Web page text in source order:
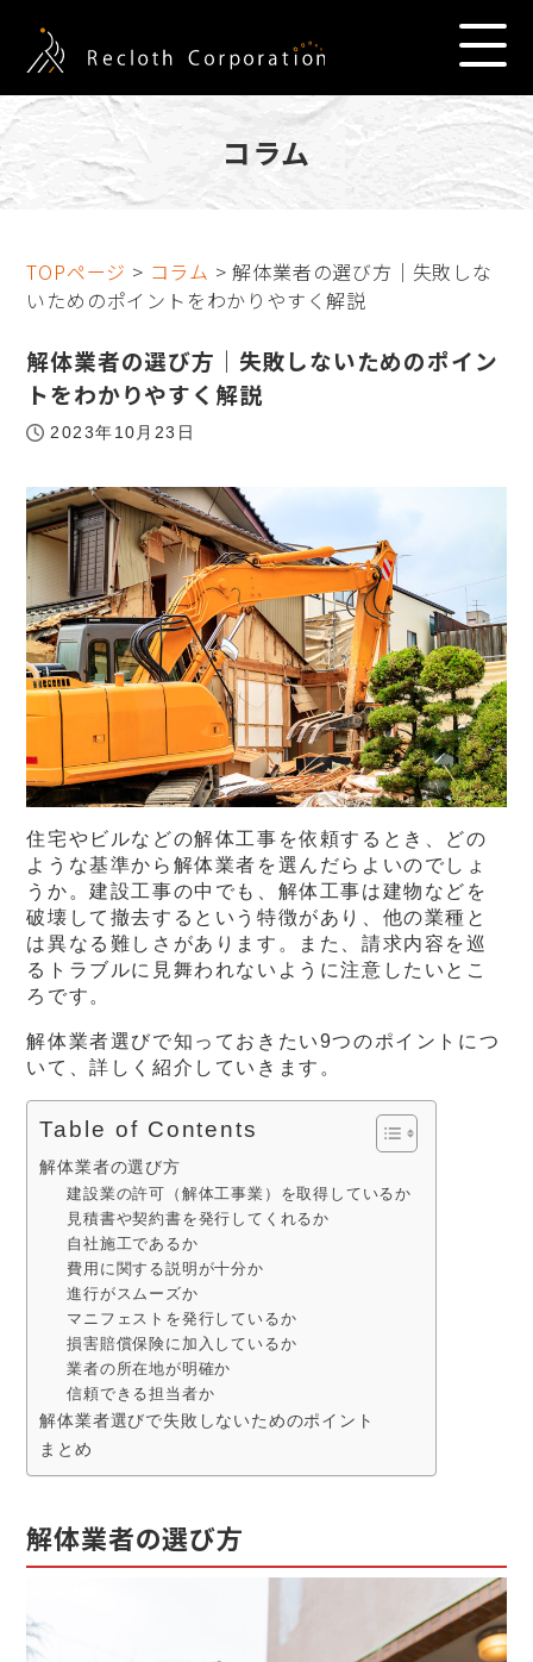
コラム
TOPページ > コラム > 解体業者の選び方｜失敗しな
いためのポイントをわかりやすく解説
解体業者の選び方｜失敗しないためのポイン
トをわかりやすく解説
2023年10月23日
住宅やビルなどの解体工事を依頼するとき、どの
ような基準から解体業者を選んだらよいのでしょ
うか。建設工事の中でも、解体工事は建物などを
破壊して撤去するという特徴があり、他の業種と
は異なる難しさがあります。また、請求内容を巡
るトラブルに見舞われないように注意したいとこ
ろです。
解体業者選びで知っておきたい9つのポイントにつ
いて、詳しく紹介していきます。
Table of Contents
解体業者の選び方
建設業の許可（解体工事業）を取得しているか
見積書や契約書を発行してくれるか
自社施工であるか
費用に関する説明が十分か
進行がスムーズか
マニフェストを発行しているか
損害賠償保険に加入しているか
業者の所在地が明確か
信頼できる担当者か
解体業者選びで失敗しないためのポイント
まとめ
解体業者の選び方